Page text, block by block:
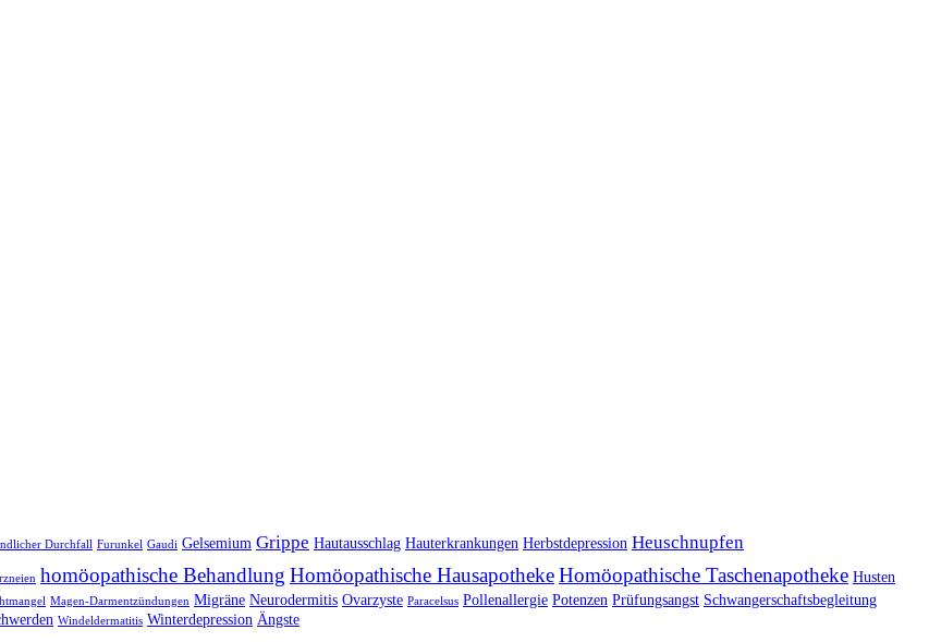
Durchfall Furunkel Gaudi Gelsemium Grippe Hautausschlag Hauterkrankungen Herbstdepression Heuschnupfen
homöopathische Behandlung Homöopathische HausapothekeHomöopathische Taschenapotheke Husten
Magen-Darmentzündungen Migräne Neurodermitis Ovarzyste Paracelsus Pollenallergie Potenzen Prüfungsangst Schwangerschaftsbegleitung
Windeldermatitis Winterdepression Ängste